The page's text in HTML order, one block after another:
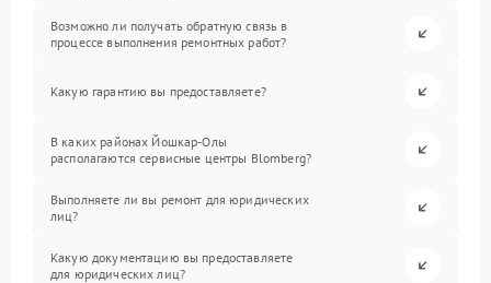
Возможно ли получать обратную связь в
процессе выполнения ремонтных работ?
Какую гарантию вы предоставляете?
В каких районах Йошкар-Олы
располагаются сервисные центры Blomberg?
Выполняете ли вы ремонт для юридических
лиц?
Какую документацию вы предоставляете
для юридических лиц?